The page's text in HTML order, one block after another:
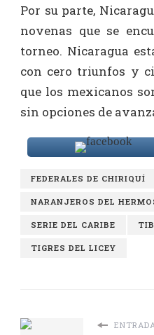
Por su parte,
novenas que se
torneo. Nicaragua
con cero triunfos y
que los mexicanos
sin opciones de
FEDERALES DE CHIRIQUÍ
NARANJEROS DEL
SERIE DEL CARIBE
TIGRES DEL LICEY